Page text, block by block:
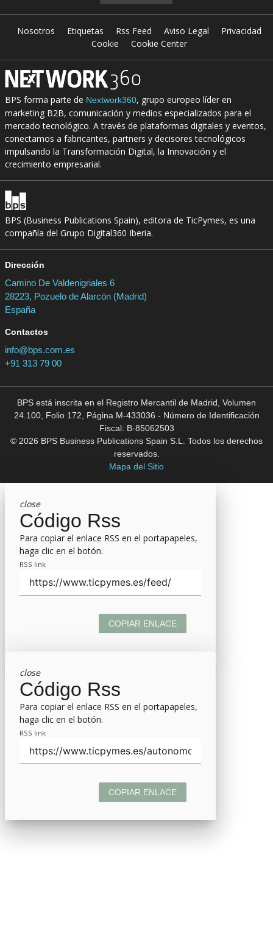
Nosotros Etiquetas Rss Feed Aviso Legal
Privacidad
Cookie
Cookie Center
BPS forma parte de Nextwork360, grupo europeo líder en
marketing B2B, comunicación y medios especializados para el
mercado tecnológico. A través de plataformas digitales y eventos,
conectamos a fabricantes, partners y decisores tecnológicos
impulsando la Transformación Digital, la Innovación y el
crecimiento empresarial.
BPS (Business Publications Spain), editora de TicPymes, es una
compañía del Grupo Digital360 Iberia.
Dirección
Camino De Valdenigriales 6
28223, Pozuelo de Alarcón (Madrid)
España
Contactos
info@bps.com.es
+91 313 79 00
BPS está inscrita en el Registro Mercantil de Madrid, Volumen
24.100, Folio 172, Página M-433036 - Número de Identificación
Fiscal: B-85062503
© 2026 BPS Business Publications Spain S.L. Todos los derechos
reservados.
Mapa del Sitio
close
Código Rss
Para copiar el enlace RSS en el portapapeles,
haga clic en el botón.
RSS link
COPIAR ENLACE
close
Código Rss
Para copiar el enlace RSS en el portapapeles,
haga clic en el botón.
RSS link
COPIAR ENLACE